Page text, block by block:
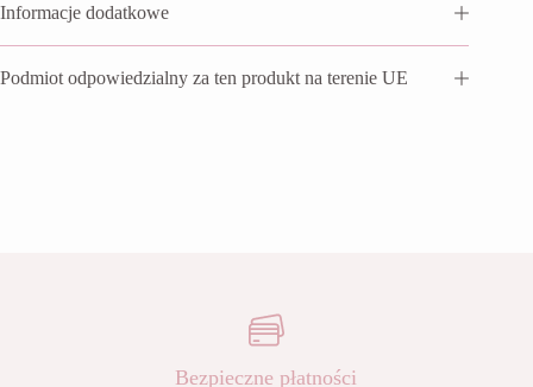
Informacje dodatkowe
Podmiot odpowiedzialny za ten produkt na terenie UE
Bezpieczne płatności